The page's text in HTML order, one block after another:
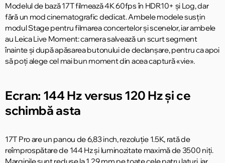
Modelul de bază 17T filmează 4K 60fps în HDR10+ și Log, dar
fără un mod cinematografic dedicat. Ambele modele susțin
modul Stage pentru filmarea concertelor și scenelor, iar ambele
au Leica Live Moment: camera salvează un scurt segment
înainte și după apăsarea butonului de declanșare, pentru ca apoi
să poți alege cel mai bun moment din acea captură «vie».
Ecran: 144 Hz versus 120 Hz și ce
schimbă asta
17T Pro are un panou de 6,83 inch, rezoluție 1.5K, rată de
reîmprospătare de 144 Hz și luminozitate maximă de 3500 niți.
Marginile sunt reduse la 1,29 mm pe toate cele patru laturi, iar